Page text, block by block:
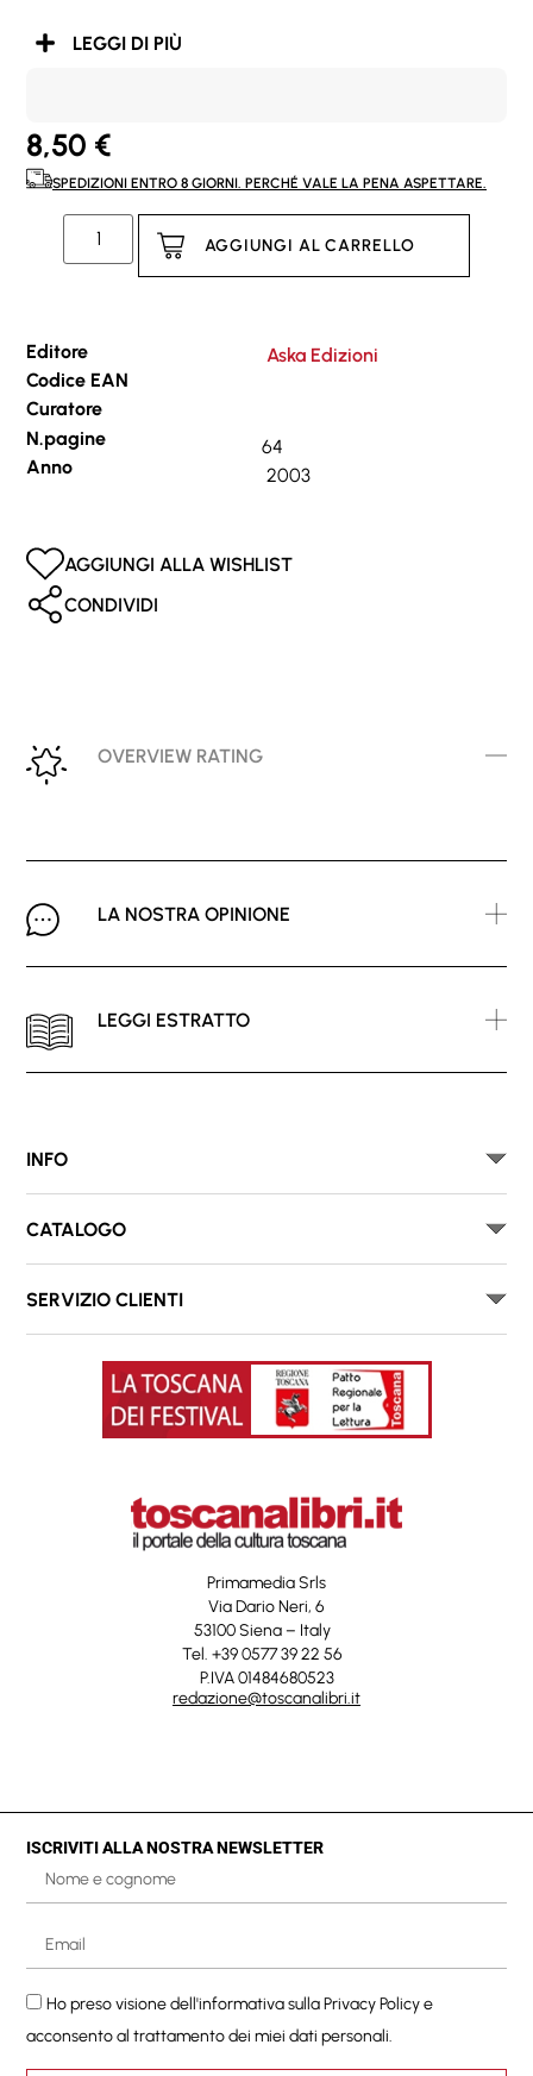
LEGGI DI PIÙ
8,50 €
SPEDIZIONI ENTRO 8 GIORNI. PERCHÉ VALE LA PENA ASPETTARE.
AGGIUNGI AL CARRELLO
Editore
Aska Edizioni
Codice EAN
Curatore
N.pagine
64
Anno
2003
AGGIUNGI ALLA WISHLIST
CONDIVIDI
OVERVIEW RATING
LA NOSTRA OPINIONE
LEGGI ESTRATTO
INFO
CATALOGO
SERVIZIO CLIENTI
Primamedia Srls
Via Dario Neri, 6
53100 Siena – Italy
Tel. +39 0577 39 22 56
P.IVA 01484680523
redazione@toscanalibri.it
ISCRIVITI ALLA NOSTRA NEWSLETTER
Ho preso visione dell'informativa sullaPrivacy Policye
acconsento al trattamento dei miei dati personali.